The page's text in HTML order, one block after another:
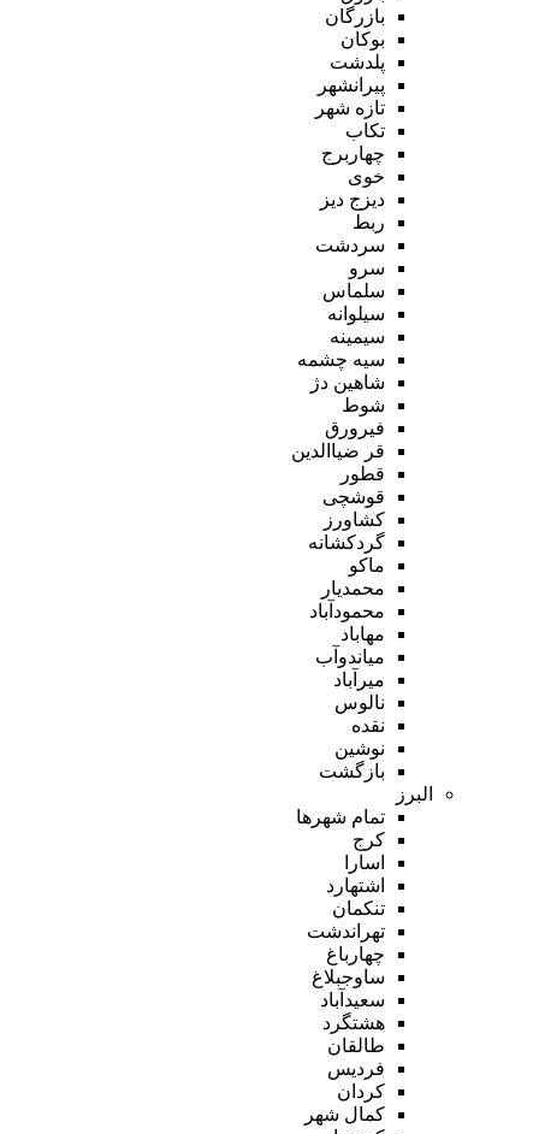
بازرگان
بوکان
پلدشت
پیرانشهر
تازه شهر
تکاب
چهاربرج
خوی
دیزج دیز
ربط
سردشت
سرو
سلماس
سیلوانه
سیمینه
سیه چشمه
شاهین دژ
شوط
فیرورق
قر ضیاالدین
قطور
قوشچی
کشاورز
گردکشانه
ماکو
محمدیار
محمودآباد
مهاباد
میاندوآب
میرآباد
نالوس
نقده
نوشین
بازگشت
البرز
تمام شهر‌ها
کرج
اسارا
اشتهارد
تنکمان
تهراندشت
چهارباغ
ساوجبلاغ
سعیدآباد
هشتگرد
طالقان
فردیس
کردان
کمال شهر